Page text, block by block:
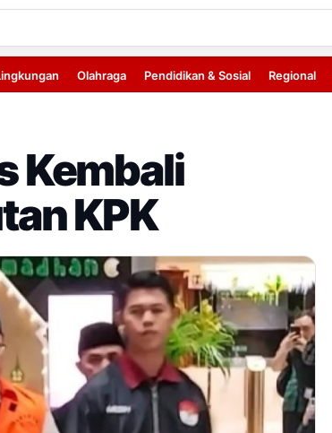
Olahraga Pendidikan & Sosial Regional
Kembali
KPK